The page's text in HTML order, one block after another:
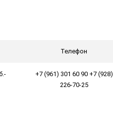
Телефон
+7 (961) 301 60 90 +7 (928)
226-70-25